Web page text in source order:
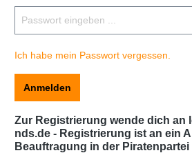
Ich habe mein Passwort vergessen.
Anmelden
Zur Registrierung wende dich an
nds.de - Registrierung ist an ein
Beauftragung in der